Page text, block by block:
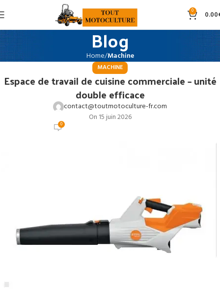
0 0.00
Blog
Home Machine
MACHINE
Espace de travail de cuisine commerciale – unité
double efficace
contact@toutmotoculture-fr.com
On 15 juin 2026
0